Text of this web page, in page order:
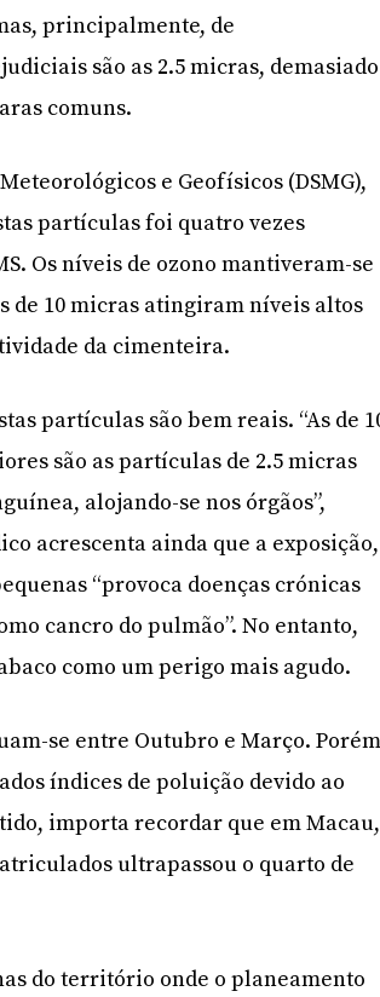
principalmente, de
são as 2.5 micras, demasiado
comuns.
e Geofísicos (DSMG),
partículas foi quatro vezes
Os níveis de ozono mantiveram-se
de 10 micras atingiram níveis altos
da cimenteira.
partículas são bem reais. “As de
são as partículas de 2.5 micras
alojando-se nos órgãos”,
acrescenta ainda que a exposição,
“provoca doenças crónicas
cancro do pulmão”. No entanto,
como um perigo mais agudo.
se entre Outubro e Março.
índices de poluição devido ao
importa recordar que em Macau,
ultrapassou o quarto de
do território onde o planeamento